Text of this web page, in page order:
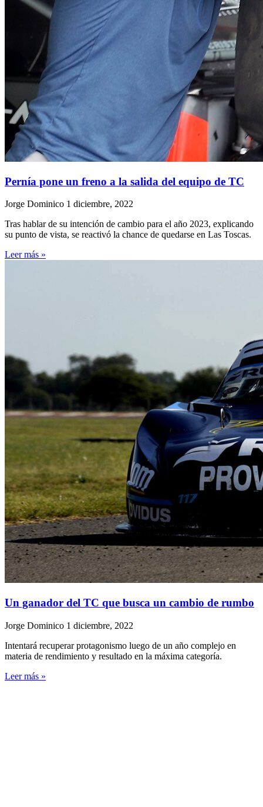
Pernía pone un freno a la salida del equipo de TC
Jorge Dominico 1 diciembre, 2022
Tras hablar de su intención de cambio para el año 2023, explicando
su punto de vista, se reactivó la chance de quedarse en Las Toscas.
Leer más »
Un ganador del TC que busca un cambio de rumbo
Jorge Dominico 1 diciembre, 2022
Intentará recuperar protagonismo luego de un año complejo en
materia de rendimiento y resultado en la máxima categoría.
Leer más »